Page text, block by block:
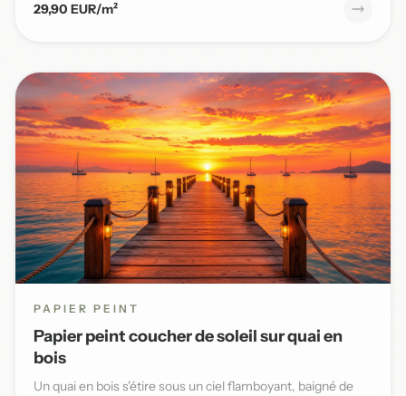
29,90 EUR/m²
PAPIER PEINT
Papier peint coucher de soleil sur quai en
bois
Un quai en bois s'étire sous un ciel flamboyant, baigné de